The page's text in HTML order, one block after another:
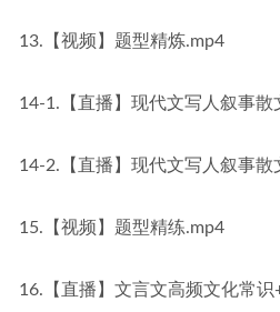
13.【视频】题型精炼.mp4
14-1.【直播】现代文写人叙事散
14-2.【直播】现代文写人叙事散
15.【视频】题型精练.mp4
16.【直播】文言文高频文化常